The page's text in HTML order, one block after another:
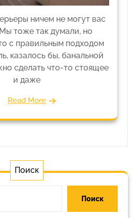
ничем не могут вас
тоже так думали, но
с правильным подходом
казалось бы, банальной
сделать что-то стоящее
и даже
Read More
Поиск
Поиск